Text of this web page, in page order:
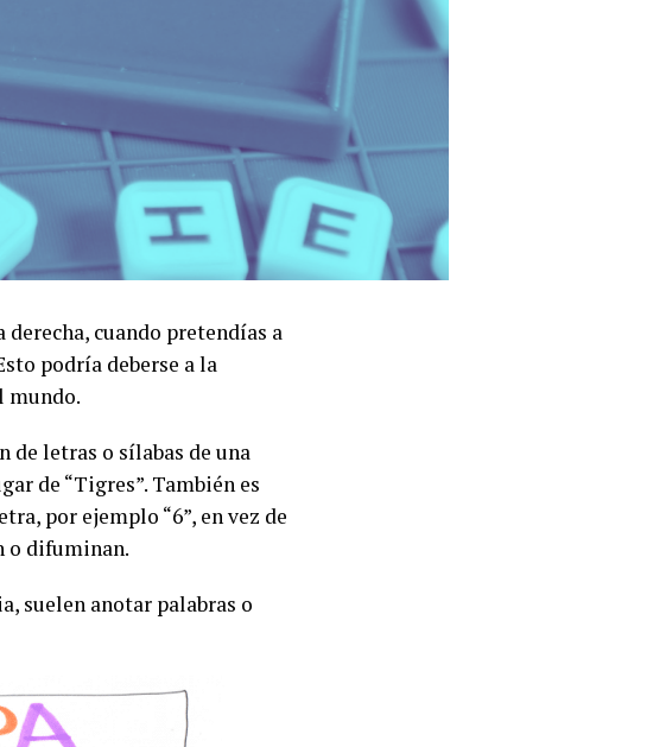
derecha, cuando pretendías a
podría deberse a la
mundo.
de letras o sílabas de una
de “Tigres”. También es
por ejemplo “6”, en vez de
o difuminan.
suelen anotar palabras o